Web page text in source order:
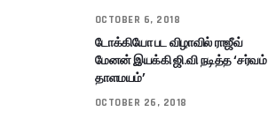
OCTOBER 6, 2018
டோக்கியோ பட விழாவில் ராஜீவ்
மேனன் இயக்கி ஜி.வி நடித்த ‘சர்வம்
தாளமயம்’
OCTOBER 26, 2018